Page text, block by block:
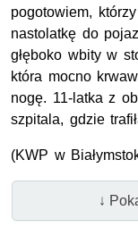
pogotowiem,
nastolatkę do
głęboko wbity w
która mocno
nogę. 11-latka z
szpitala, gdzie
(KWP w
↓